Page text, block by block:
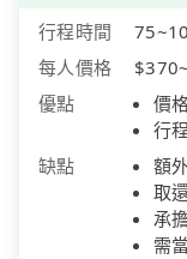
行程時間
每人價格
優點
價
行
缺點
額
取
承
需